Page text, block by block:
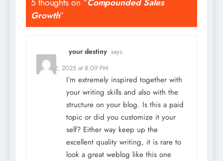
Growth”
your destiny says:
April 12, 2025 at 8:09 PM
I’m extremely inspired together with
your writing skills and also with the
structure on your blog. Is this a paid
topic or did you customize it your
self? Either way keep up the
excellent quality writing, it is rare to
look a great weblog like this one